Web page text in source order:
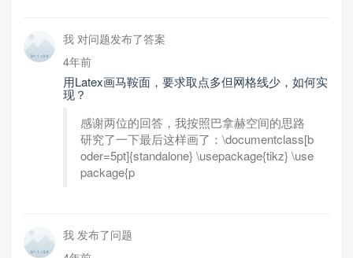
我 对问题发布了答案
4年前
用Latex画马鞍面，要求取点多但网格线少，如何实
现？
感谢两位的回答，我按照巴拿赫空间的思路
研究了一下最后这样画了：\documentclass[b
oder=5pt]{standalone} \usepackage{tikz} \use
package{p
我 发布了问题